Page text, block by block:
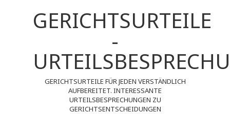
GERICHTSURTEILE
-
GERICHTSURTEILE FÜR JEDEN VERSTÄNDLICH
AUFBEREITET. INTERESSANTE
URTEILSBESPRECHUNGEN ZU
GERICHTSENTSCHEIDUNGEN